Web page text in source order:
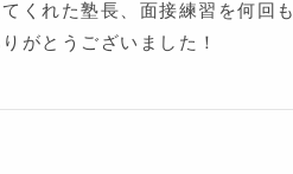
くれた塾長、面接練習を何回も
がとうございました！